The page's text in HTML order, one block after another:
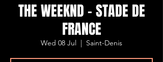
THE WEEKND - STADE DE
FRANCE
Wed 08 Jul
  |
Saint-Denis